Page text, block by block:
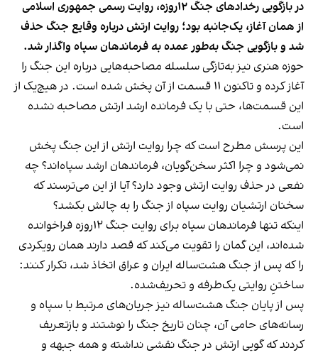
در بازگویی رخدادهای جنگ ۱۲روزه، روایت رسمی جمهوری اسلامی
از همان آغاز، یک‌جانبه بود؛ روایت ارتش درباره وقایع جنگ حذف
شد و بازگویی جنگ به‌طور عمده به فرماندهان سپاه واگذار شد.
حوزه هنری نیز به‌تازگی سلسله مصاحبه‌هایی درباره این جنگ را
آغاز کرده و تاکنون ۱۱ قسمت از آن پخش شده است. در هیچ‌یک از
این قسمت‌ها، حتی با یک فرمانده ارشد ارتش مصاحبه نشده
است.
این پرسش مطرح است که چرا روایت ارتش از این جنگ پخش
نمی‌شود و چرا اکثر سخن‌گویان، فرماندهان ارشد سپاه‌اند؟ چه
نفعی در حذف روایت ارتش وجود دارد؟ آیا از این می‌ترسند که
سخنان ارتشیان روایت سپاه از جنگ را به چالش بکشد؟
اینکه تنها فرماندهان سپاه برای روایت جنگ ۱۲روزه فراخوانده
شده‌اند، این گمان را تقویت می‌کند که قصد دارند همان رویکردی
را که پس از جنگ هشت‌ساله ایران و عراق اتخاذ شد، تکرار کنند:
ساختنِ روایتی یک‌طرفه و تحریف‌شده.
پس از پایان جنگ هشت‌ساله نیز جریان‌های مرتبط با سپاه و
رسانه‌های حامی آن‌، چنان تاریخ جنگ را نوشتند و بازتعریف
کردند که گویی ارتش در جنگ نقشی نداشته و همه جبهه و